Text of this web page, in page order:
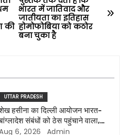
भारत में जातिवाद और
जातीयता का इतिहास
होमोफोबिया को कठोर
बना चुका है
की
UTTAR PRADESH
हसीना का दिल्ली आयोजन भारत-
संबंधों को ठेस पहुंचाने वाला,
ढाका ने कहा ‘बांग्लादेश कभी भी एक
6, 2026 Admin